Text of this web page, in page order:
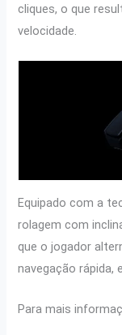
cliques, o que
velocidade.
Equipado com a
rolagem com
que o jogador
navegação rápida,
Para mais